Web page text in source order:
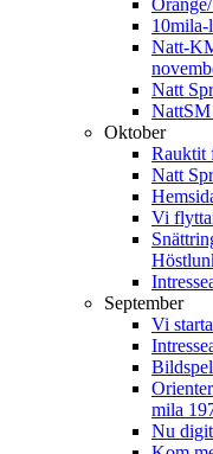
10mila-
Natt-
Natt
Oktober
Rauktit
Natt
Vi
September
Vi
mila
Nu